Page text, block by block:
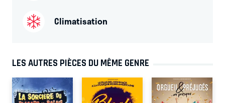
Climatisation
LES AUTRES PIÈCES DU MÊME GENRE